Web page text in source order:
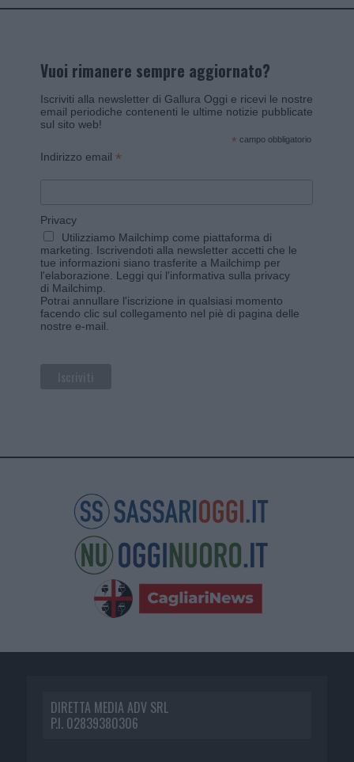
Vuoi rimanere sempre aggiornato?
Iscriviti alla newsletter di Gallura Oggi e ricevi le nostre
email periodiche contenenti le ultime notizie pubblicate
sul sito web!
* campo obbligatorio
Indirizzo email *
Privacy
Utilizziamo Mailchimp come piattaforma di
marketing. Iscrivendoti alla newsletter accetti che le
tue informazioni siano trasferite a Mailchimp per
l'elaborazione. Leggi qui l'informativa sulla privacy
di Mailchimp
Potrai annullare l'iscrizione in qualsiasi momento
facendo clic sul collegamento nel piè di pagina delle
nostre e-mail.
DIRETTA MEDIA ADV SRL
P.I. 02839380306